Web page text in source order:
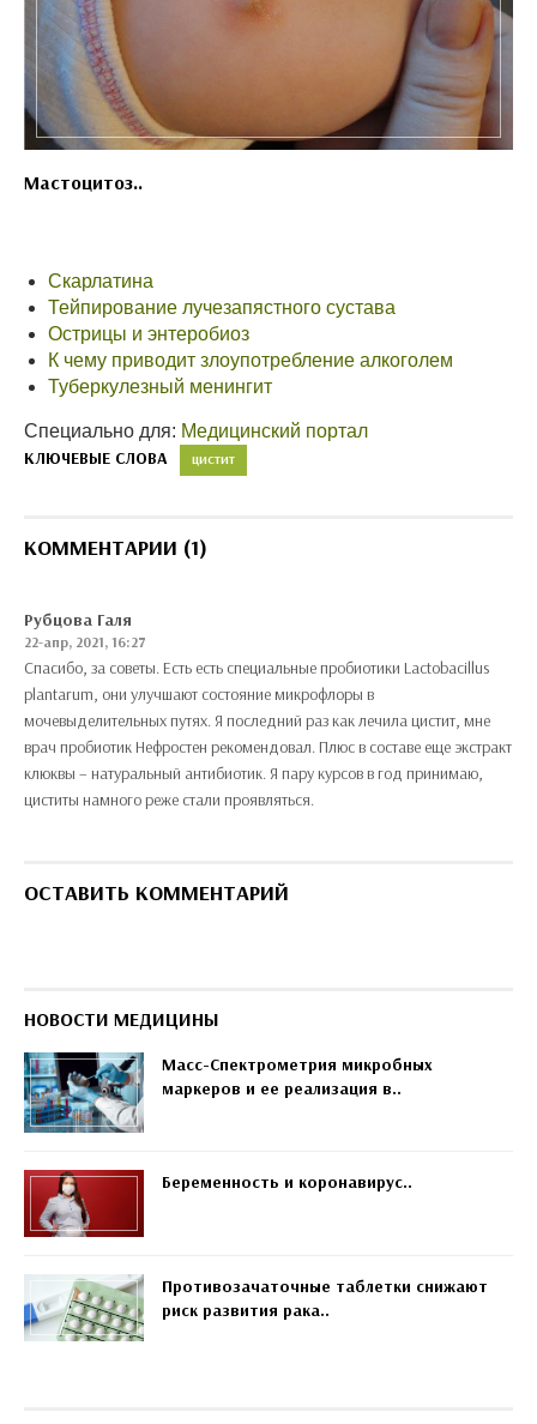
Мастоцитоз..
Скарлатина
Тейпирование лучезапястного сустава
Острицы и энтеробиоз
К чему приводит злоупотребление алкоголем
Туберкулезный менингит
Специально для: Медицинский портал
КЛЮЧЕВЫЕ СЛОВА ЦИСТИТ
КОММЕНТАРИИ (1)
Рубцова Галя
22-апр, 2021, 16:27
Спасибо, за советы. Есть есть специальные пробиотики Lactobacillus
plantarum, они улучшают состояние микрофлоры в
мочевыделительных путях. Я последний раз как лечила цистит, мне
врач пробиотик Нефростен рекомендовал. Плюс в составе еще экстракт
клюквы – натуральный антибиотик. Я пару курсов в год принимаю,
циститы намного реже стали проявляться.
ОСТАВИТЬ КОММЕНТАРИЙ
НОВОСТИ МЕДИЦИНЫ
Масс-Спектрометрия микробных
маркеров и ее реализация в..
Беременность и коронавирус..
Противозачаточные таблетки снижают
риск развития рака..